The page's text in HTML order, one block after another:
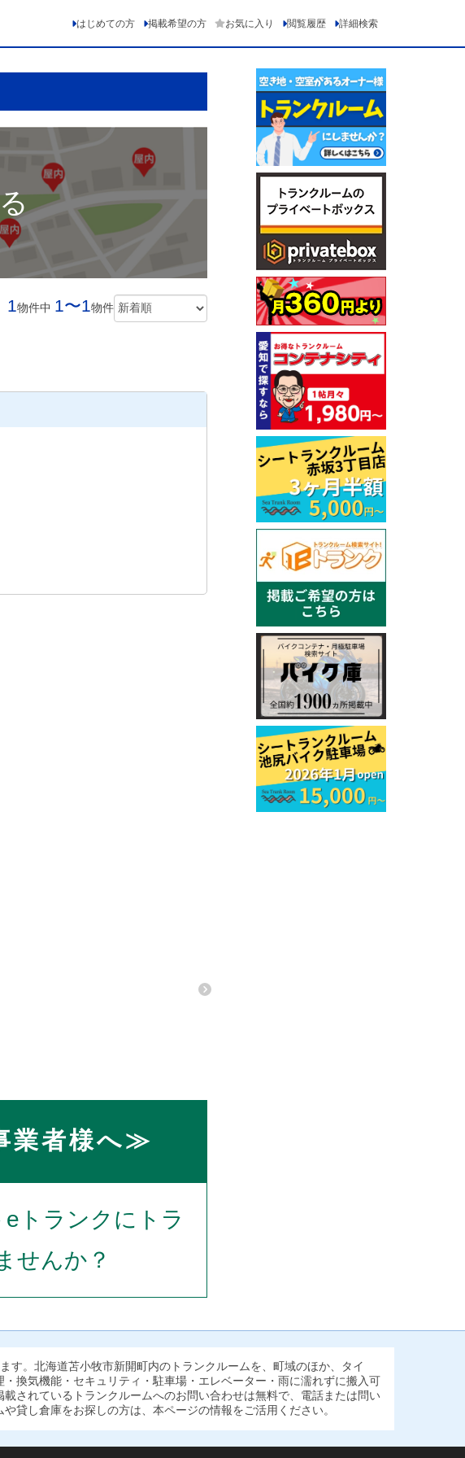
はじめての方 掲載希望の方 お気に入り 閲覧履歴 詳細検索
1物件中 1〜1物件
業者様へ≫
トランクにトラ
せんか？
す。北海道苫小牧市新開町内のトランクルームを、町域のほか、タイ
換気機能・セキュリティ・駐車場・エレベーター・雨に濡れずに搬入可
されているトランクルームへのお問い合わせは無料で、電話または問い
貸し倉庫をお探しの方は、本ページの情報をご活用ください。